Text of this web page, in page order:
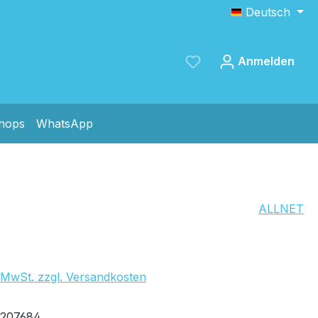
Deutsch
Anmelden
WhatsApp
ALLNET
zzgl. Versandkosten